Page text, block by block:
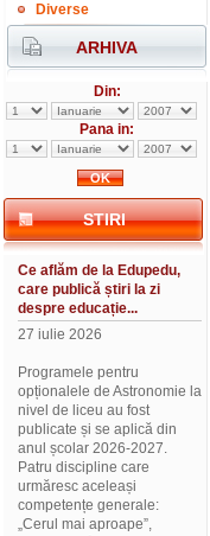
Diverse
ARHIVA
Din:
Pana in:
STIRI
Ce aflăm de la Edupedu,
care publică știri la zi
despre educație...
27 iulie 2026
Programele pentru
opționalele de Astronomie la
nivel de liceu au fost
publicate și se aplică din
anul școlar 2026-2027.
Patru discipline care
urmăresc aceleași
competențe generale:
„Cerul mai aproape”,